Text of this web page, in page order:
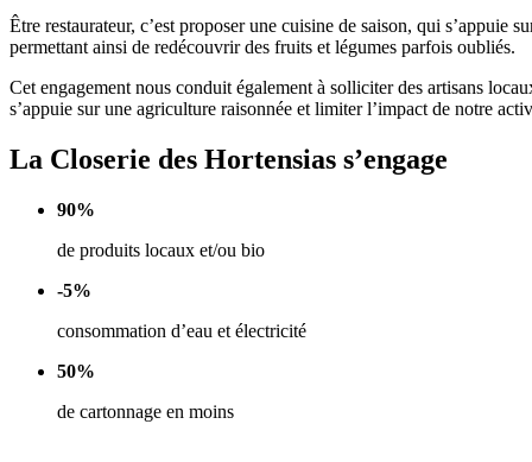
Être restaurateur, c’est proposer une cuisine de saison, qui
permettant ainsi de redécouvrir des fruits et légumes parfois oubliés.
Cet engagement nous conduit également à solliciter des artisans
s’appuie sur une agriculture raisonnée et limiter l’impact de notre
La Closerie des Hortensias s’engage
90%
de produits locaux et/ou bio
-5%
consommation d’eau et électricité
50%
de cartonnage en moins